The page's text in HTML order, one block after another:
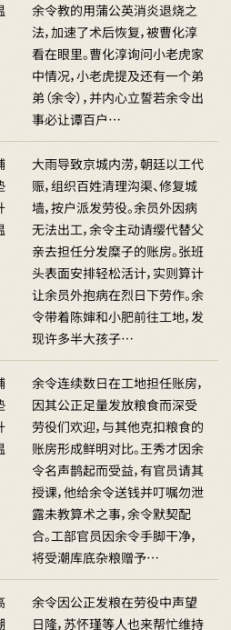
余令教的用蒲公英消炎退烧之
法，加速了术后恢复，被曹化淳
看在眼里。曹化淳询问小老虎家
中情况，小老虎提及还有一个弟
弟（余令），并内心立誓若余令出
事必让谭百户…
大雨导致京城内涝，朝廷以工代
赈，组织百姓清理沟渠、修复城
墙，按户派发劳役。余员外因病
无法出工，余令主动请缨代替父
亲去担任分发糜子的账房。张班
头表面安排轻松活计，实则算计
让余员外抱病在烈日下劳作。余
令带着陈婶和小肥前往工地，发
现许多半大孩子…
余令连续数日在工地担任账房，
因其公正足量发放粮食而深受
劳役们欢迎，与其他克扣粮食的
账房形成鲜明对比。王秀才因余
令名声鹊起而受益，有官员请其
授课，他给余令送钱并叮嘱勿泄
露未教算术之事，余令默契配
合。工部官员因余令手脚干净，
将受潮库底杂粮赠予…
余令因公正发粮在劳役中声望
日隆，苏怀瑾等人也来帮忙维持